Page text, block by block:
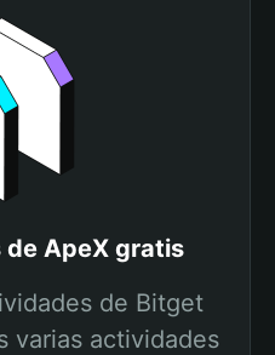
de ApeX gratis
de Bitget
varias actividades